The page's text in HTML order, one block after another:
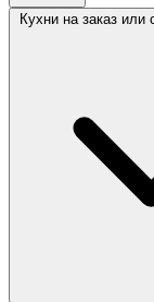
Патинированный
фрезерованными
Кухни на заказ или